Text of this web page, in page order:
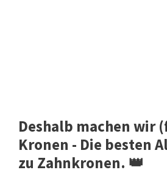
Deshalb machen wir
Kronen - Die besten
zu Zahnkronen. 👑